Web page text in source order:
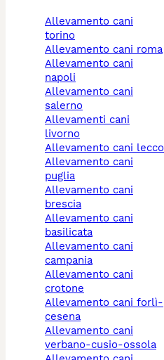
allevamento cani
torino
allevamento cani roma
allevamento cani
napoli
allevamento cani
salerno
allevamenti cani
livorno
allevamento cani lecco
allevamento cani
puglia
allevamento cani
brescia
allevamento cani
basilicata
allevamento cani
campania
allevamento cani
crotone
allevamento cani forlì-
cesena
allevamento cani
verbano-cusio-ossola